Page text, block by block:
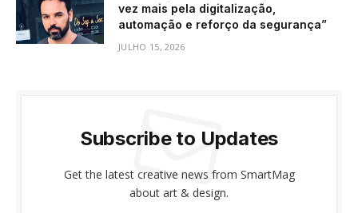
vez mais pela digitalização,
automação e reforço da segurança”
JULHO 15, 2026
Subscribe to Updates
Get the latest creative news from SmartMag
about art & design.